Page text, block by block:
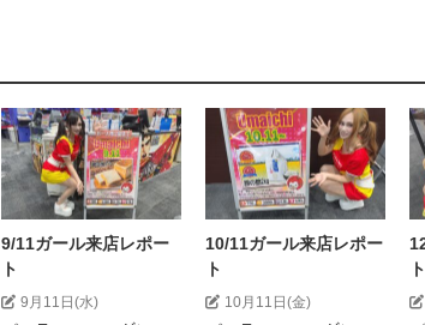
9/11ガール来店レポー
ト
9月11日(水)
10/11ガール来店レポー
ト
10月11日(金)
ト